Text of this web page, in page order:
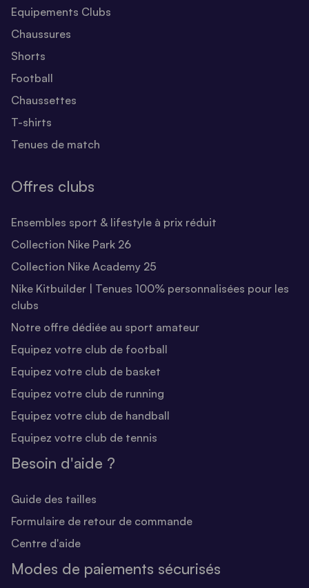
Equipements Clubs
Chaussures
Shorts
Football
Chaussettes
T-shirts
Tenues de match
Offres clubs
Ensembles sport & lifestyle à prix réduit
Collection Nike Park 26
Collection Nike Academy 25
Nike Kitbuilder | Tenues 100% personnalisées pour les
clubs
Notre offre dédiée au sport amateur
Equipez votre club de football
Equipez votre club de basket
Equipez votre club de running
Equipez votre club de handball
Equipez votre club de tennis
Besoin d'aide ?
Guide des tailles
Formulaire de retour de commande
Centre d'aide
Modes de paiements sécurisés